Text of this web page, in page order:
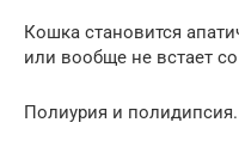
Кошка становится
или вообще не встает
Полиурия и полидипсия.